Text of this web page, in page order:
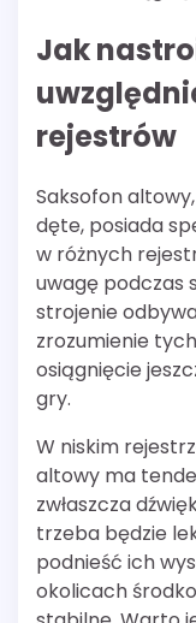
Jak
rejestrów
Saksofon
dęte, posiada
w różnych
uwagę podczas
strojenie
zrozumienie
osiągnięcie
gry.
W niskim
altowy ma
zwłaszcza
trzeba będzie
podnieść ich
okolicach